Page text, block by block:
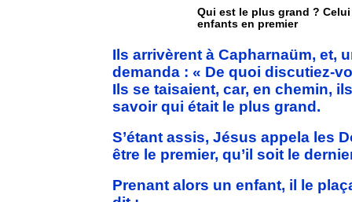
Qui est le plus grand ?
enfants en premier
Ils arrivèrent à Capharnaüm, et,
demanda : « De quoi discutiez-
Ils se taisaient, car, en chemin,
savoir qui était le plus grand.
S’étant assis, Jésus appela les
être le premier, qu’il soit le
Prenant alors un enfant, il le